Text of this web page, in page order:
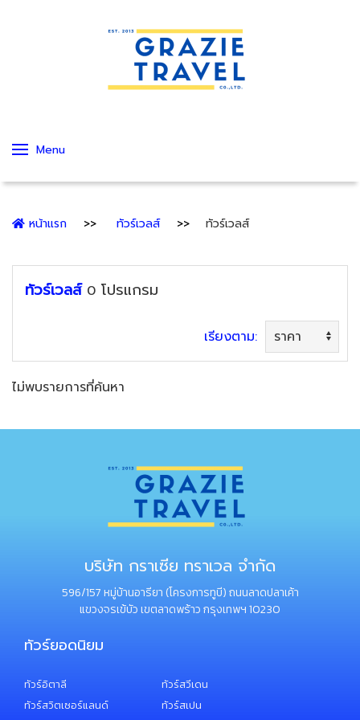
Menu
หน้าแรก ทัวร์เวลส์ ทัวร์เวลส์
ทัวร์เวลส์ 0 โปรแกรม
เรียงตาม:
ไม่พบรายการที่ค้นหา
บริษัท กราเซีย ทราเวล จำกัด
596/157 หมู่บ้านอารียา (โครงการทูบี) ถนนลาดปลาเค้า
แขวงจรเข้บัว เขตลาดพร้าว กรุงเทพฯ 10230
ทัวร์ยอดนิยม
ทัวร์อิตาลี
ทัวร์สวิตเซอร์แลนด์
ทัวร์สวีเดน
ทัวร์สเปน